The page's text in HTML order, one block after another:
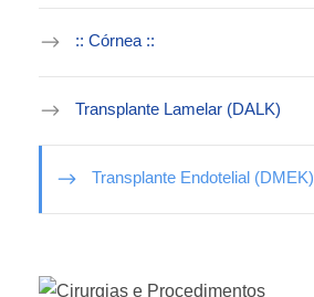
:: Córnea ::
Transplante Lamelar (DALK)
Transplante Endotelial (DMEK)